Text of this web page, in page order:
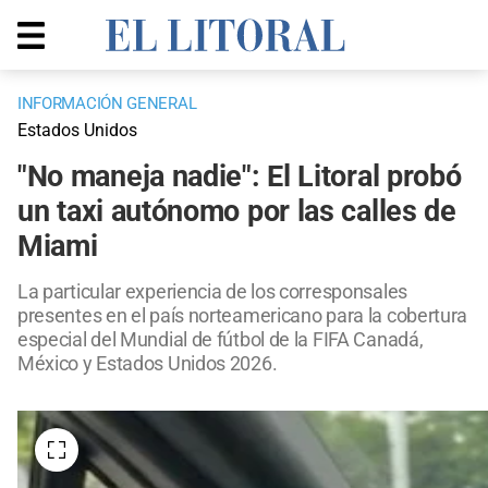
INFORMACIÓN GENERAL
Estados Unidos
"No maneja nadie": El Litoral probó
un taxi autónomo por las calles de
Miami
La particular experiencia de los corresponsales
presentes en el país norteamericano para la cobertura
especial del Mundial de fútbol de la FIFA Canadá,
México y Estados Unidos 2026.